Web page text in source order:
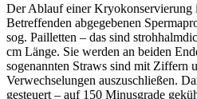
Der Ablauf einer Kryokonservierung
Betreffenden abgegebenen
sog. Pailletten – das sind
cm Länge. Sie werden an beiden
sogenannten Straws sind mit Ziffern
Verwechselungen auszuschließen.
gesteuert – auf 150 Minusgrade